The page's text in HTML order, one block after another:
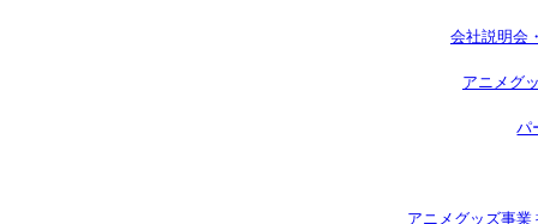
会社説明会
アニメグ
パ
アニメグッズ事